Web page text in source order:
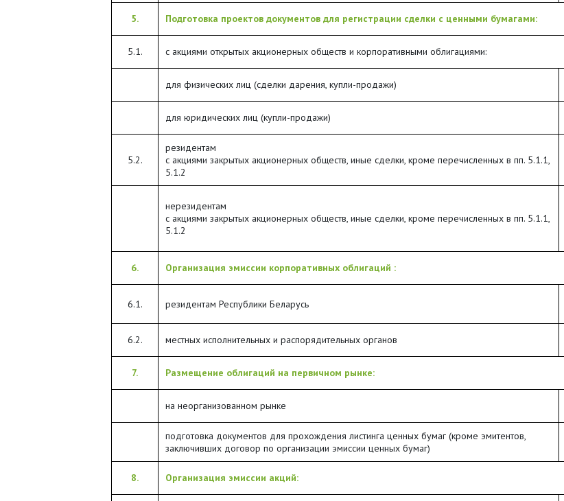
5. Подготовка проектов документов для регистрации сделки с ценными бумагами:
5.1. с акциями открытых акционерных обществ и корпоративными облигациями:
для физических лиц (сделки дарения, купли-продажи)
для юридических лиц (купли-продажи)
5.2.
резидентам
с акциями закрытых акционерных обществ, иные сделки, кроме перечисленных в пп. 5.1.1,
5.1.2
нерезидентам
с акциями закрытых акционерных обществ, иные сделки, кроме перечисленных в пп. 5.1.1,
5.1.2
6. Организация эмиссии корпоративных облигаций :
6.1. резидентам Республики Беларусь
6.2. местных исполнительных и распорядительных органов
7. Размещение облигаций на первичном рынке:
на неорганизованном рынке
подготовка документов для прохождения листинга ценных бумаг (кроме эмитентов,
заключивших договор по организации эмиссии ценных бумаг)
8. Организация эмиссии акций: